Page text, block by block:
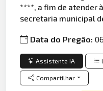
****, a fim de atender
secretaria municipal
Data do Pregão:
Assistente IA
Compartilhar